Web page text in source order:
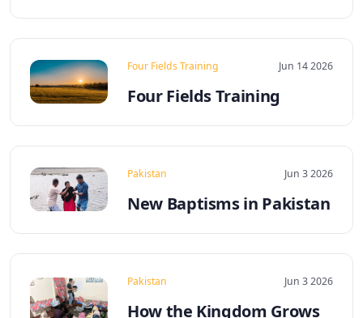
Four Fields Training Jun 14 2026
Four Fields Training
Pakistan Jun 3 2026
New Baptisms in Pakistan
Pakistan Jun 3 2026
How the Kingdom Grows